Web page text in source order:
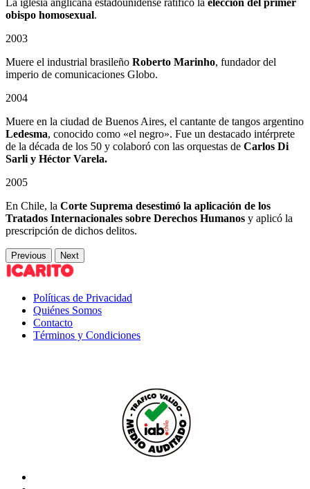
La iglesia anglicana estadounidense ratificó la elección del primer
obispo homosexual.
2003
Muere el industrial brasileño Roberto Marinho, fundador del
imperio de comunicaciones Globo.
2004
Muere en la ciudad de Buenos Aires, el cantante de tangos argentino
Ledesma, conocido como «el negro». Fue un destacado intérprete
de la década de los 50 y colaboró con las orquestas de Carlos Di
Sarli y Héctor Varela.
2005
En Chile, la Corte Suprema desestimó la aplicación de los
Tratados Internacionales sobre Derechos Humanos y aplicó la
prescripción de dichos delitos.
Previous Next
Políticas de Privacidad
Quiénes Somos
Contacto
Términos y Condiciones